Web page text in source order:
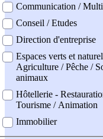
Communication /
Conseil / Etudes
Direction d'entreprise
Espaces verts et
Agriculture / Pêche /
animaux
Hôtellerie -
Tourisme / Animation
Immobilier